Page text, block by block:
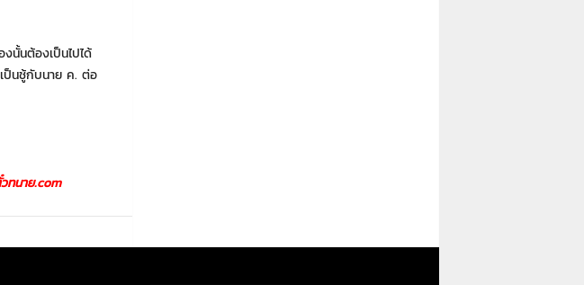
นั้นต้องเป็นไปได้
ป็นชู้กับนาย ค. ต่อ
นาย.com